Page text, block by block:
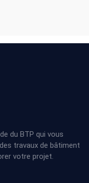
du BTP qui vous
travaux de bâtiment
votre projet.